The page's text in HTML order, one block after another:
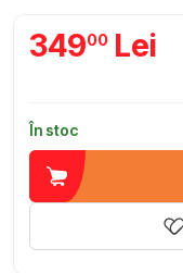
34900 Lei
În stoc